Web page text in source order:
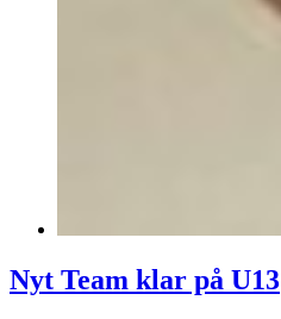
Nyt Team klar på U13